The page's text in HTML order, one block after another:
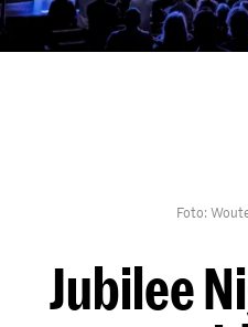
Foto:
Jubilee